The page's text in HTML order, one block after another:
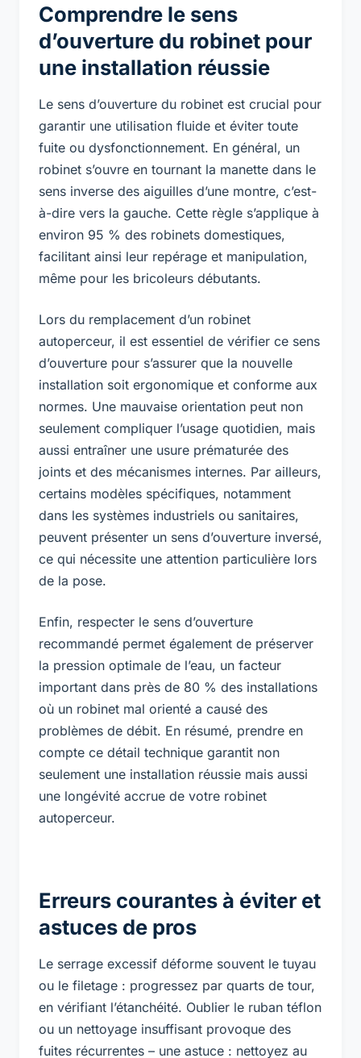
Comprendre le sens
d’ouverture du robinet pour
une installation réussie
Le sens d’ouverture du robinet est crucial pour
garantir une utilisation fluide et éviter toute
fuite ou dysfonctionnement. En général, un
robinet s’ouvre en tournant la manette dans le
sens inverse des aiguilles d’une montre, c’est-
à-dire vers la gauche. Cette règle s’applique à
environ 95 % des robinets domestiques,
facilitant ainsi leur repérage et manipulation,
même pour les bricoleurs débutants.
Lors du remplacement d’un robinet
autoperceur, il est essentiel de vérifier ce sens
d’ouverture pour s’assurer que la nouvelle
installation soit ergonomique et conforme aux
normes. Une mauvaise orientation peut non
seulement compliquer l’usage quotidien, mais
aussi entraîner une usure prématurée des
joints et des mécanismes internes. Par ailleurs,
certains modèles spécifiques, notamment
dans les systèmes industriels ou sanitaires,
peuvent présenter un sens d’ouverture inversé,
ce qui nécessite une attention particulière lors
de la pose.
Enfin, respecter le sens d’ouverture
recommandé permet également de préserver
la pression optimale de l’eau, un facteur
important dans près de 80 % des installations
où un robinet mal orienté a causé des
problèmes de débit. En résumé, prendre en
compte ce détail technique garantit non
seulement une installation réussie mais aussi
une longévité accrue de votre robinet
autoperceur.
Erreurs courantes à éviter et
astuces de pros
Le serrage excessif déforme souvent le tuyau
ou le filetage : progressez par quarts de tour,
en vérifiant l’étanchéité. Oublier le ruban téflon
ou un nettoyage insuffisant provoque des
fuites récurrentes – une astuce : nettoyez au